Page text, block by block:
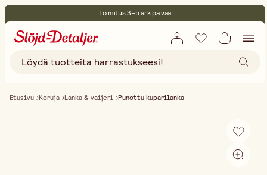
Toimitus 3–5 arkipäivää
Ilmainen toimitus yli 75 € ostoksille
Etusivu Koruja Lanka & vaijeri Punottu kuparilanka